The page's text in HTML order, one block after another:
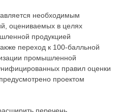
необходимым
оцениваемых в целях
продукцией
переход к 100-балльной
промышленной
правил оценки
проектом
перечень